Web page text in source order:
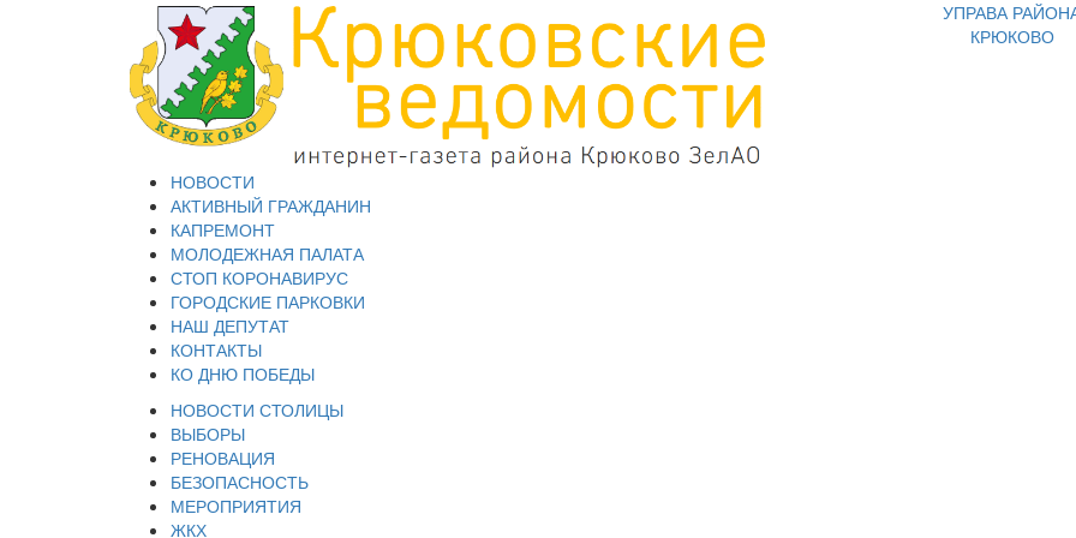
УПРАВА
КРЮКОВО
НОВОСТИ
АКТИВНЫЙ ГРАЖДАНИН
КАПРЕМОНТ
МОЛОДЕЖНАЯ ПАЛАТА
СТОП КОРОНАВИРУС
ГОРОДСКИЕ ПАРКОВКИ
НАШ ДЕПУТАТ
КОНТАКТЫ
КО ДНЮ ПОБЕДЫ
НОВОСТИ СТОЛИЦЫ
ВЫБОРЫ
РЕНОВАЦИЯ
БЕЗОПАСНОСТЬ
МЕРОПРИЯТИЯ
ЖКХ